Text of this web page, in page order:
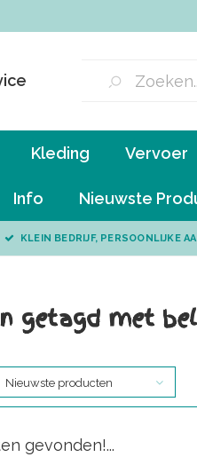
Kleding Vervoer
Info Nieuwste
KLEIN BEDRIJF, PERSOONLIJKE
getagd met
Nieuwste producten
gevonden!...